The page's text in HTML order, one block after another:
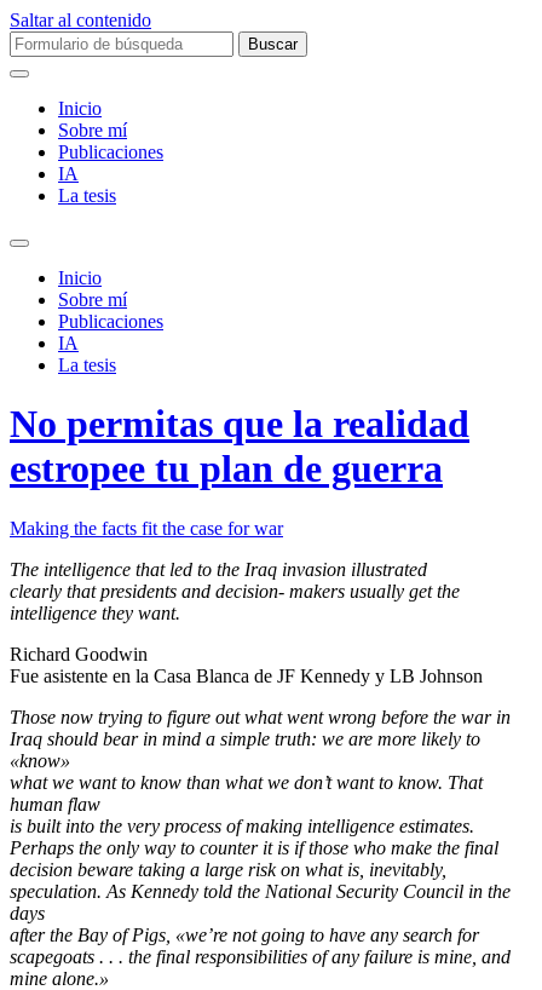
Saltar al contenido
Buscar:
Inicio
Sobre mí­
Publicaciones
IA
La tesis
Alternar
campo
búsqueda
Inicio
Sobre mí­
Publicaciones
IA
La tesis
No permitas que la realidad
estropee tu plan de guerra
Making the facts fit the case for war
The intelligence that led to the Iraq invasion illustrated
clearly that presidents and decision- makers usually get the
intelligence they want.
Richard Goodwin
Fue asistente en la Casa Blanca de JF Kennedy y LB Johnson
Those now trying to figure out what went wrong before the war in
Iraq should bear in mind a simple truth: we are more likely to
«know»
what we want to know than what we don’t want to know. That
human flaw
is built into the very process of making intelligence estimates.
Perhaps the only way to counter it is if those who make the final
decision beware taking a large risk on what is, inevitably,
speculation. As Kennedy told the National Security Council in the
days
after the Bay of Pigs, «we’re not going to have any search for
scapegoats . . . the final responsibilities of any failure is mine, and
mine alone.»